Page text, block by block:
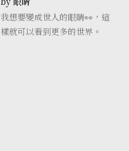
我想要變成世人的眼睛👀，這
樣就可以看到更多的世界。